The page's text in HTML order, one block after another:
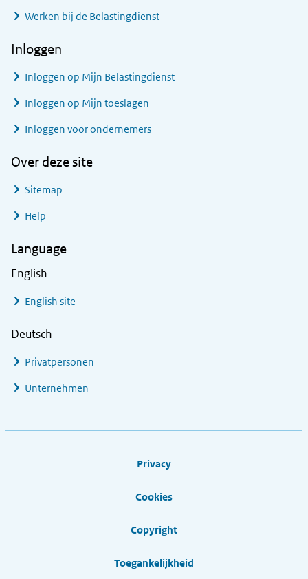
Werken bij de Belastingdienst
Inloggen
Inloggen op Mijn Belastingdienst
Inloggen op Mijn toeslagen
Inloggen voor ondernemers
Over deze site
Sitemap
Help
Language
English
English site
Deutsch
Privatpersonen
Unternehmen
Privacy
Cookies
Copyright
Toegankelijkheid